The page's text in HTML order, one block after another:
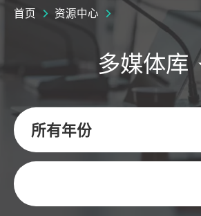
首页 资源中心
多媒体库
所有年份
关键字